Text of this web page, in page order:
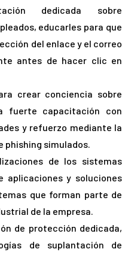
dedicada sobre
educarles para que
del enlace y el correo
antes de hacer clic en
crear conciencia sobre
fuerte capacitación con
y refuerzo mediante la
phishing simulados.
de los sistemas
aplicaciones y soluciones
que forman parte de
de la empresa.
de protección dedicada,
de suplantación de